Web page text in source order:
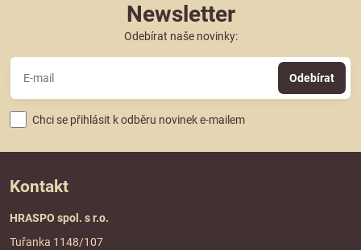
Newsletter
Odebírat naše novinky:
Odebírat
Chci se přihlásit k odběru novinek e-mailem
Kontakt
HRASPO spol. s r.o.
Tuřanka 1148/107